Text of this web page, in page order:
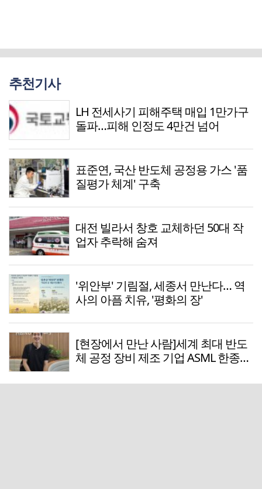
추천기사
LH 전세사기 피해주택 매입 1만가구
돌파…피해 인정도 4만건 넘어
표준연, 국산 반도체 공정용 가스 '품
질평가 체계' 구축
대전 빌라서 창호 교체하던 50대 작
업자 추락해 숨져
'위안부' 기림절, 세종서 만난다… 역
사의 아픔 치유, '평화의 장'
[현장에서 만난 사람]세계 최대 반도
체 공정 장비 제조 기업 ASML 한종호